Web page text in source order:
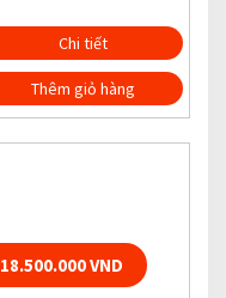
Chi tiết
Thêm giỏ hàng
18.500.000 VND